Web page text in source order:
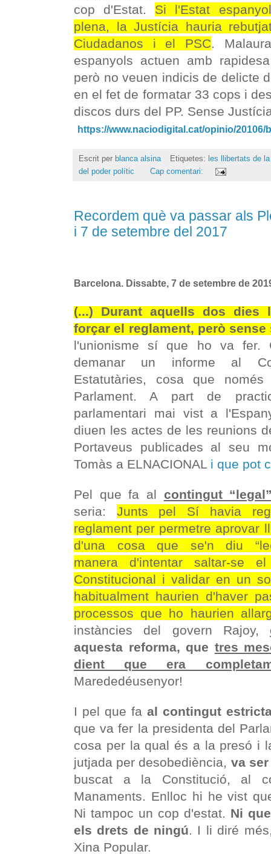
cop d'Estat. Si l'Estat
plena, la Justícia hauria
Ciudadanos i el PSC.
espanyols actuen amb
però no veuen indicis de delicte
en el fet de formatar 33 cops i
discos durs del PP. Sense
https://www.naciodigital.cat/opinio/
Escrit per blanca alsina Etiquetes: les llibertats de
del poder polític
Cap comentari:
Recordem què va passar als
i 7 de setembre del 2017
Barcelona. Dissabte, 7 de setembre de
(...) Durant aquells dos dies
forçar el reglament, però sense
l'unionisme sí que ho va fer.
demanar un informe al
Estatutàries, cosa que
Parlament. A part de
parlamentari mai vist a
diuen les actes de les reunions
Portaveus publicades al seu
Tomàs a ELNACIONAL i que pot
Pel que fa al contingut
seria: Junts pel Sí havia
reglament per permetre aprovar
d'una cosa que se'n diu
manera d'intentar saltar-se
Constitucional i validar en un
habitualment haurien d'haver
processos que ho haurien
instàncies del govern Rajoy,
aquesta reforma, que tres
dient que era
Marededéusenyor!
I pel que fa al contingut
que va fer la presidenta del
cosa per la qual és a la presó i
jutjada per desobediència, va
buscat a la Constitució, al
Manaments. Enlloc hi he vist
Ni tampoc un cop d'estat. Ni
els drets de ningú. I li diré
Xina Popular.